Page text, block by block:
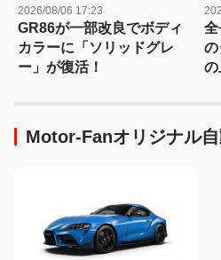
2026/08/06 17:23
GR86が一部改良でボディ
カラーに「ソリッドグレ
ー」が復活！
全
の
の
徹
Motor-Fanオリジナル